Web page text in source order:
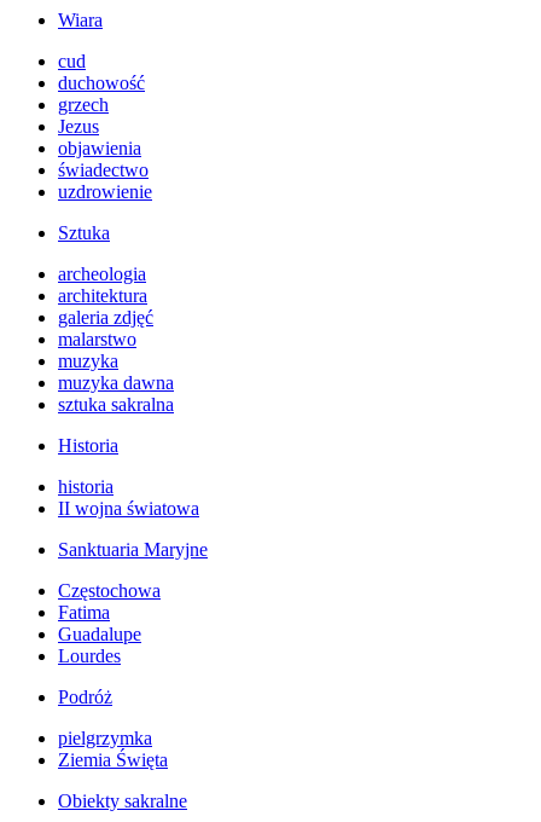
Wiara
cud
duchowość
grzech
Jezus
objawienia
świadectwo
uzdrowienie
Sztuka
archeologia
architektura
galeria zdjęć
malarstwo
muzyka
muzyka dawna
sztuka sakralna
Historia
historia
II wojna światowa
Sanktuaria Maryjne
Częstochowa
Fatima
Guadalupe
Lourdes
Podróż
pielgrzymka
Ziemia Święta
Obiekty sakralne